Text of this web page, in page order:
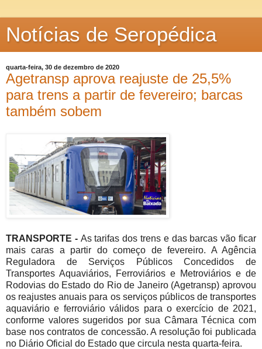
Notícias de Seropédica
quarta-feira, 30 de dezembro de 2020
Agetransp aprova reajuste de 25,5%
para trens a partir de fevereiro; barcas
também sobem
TRANSPORTE - As tarifas dos trens e das barcas vão ficar
mais caras a partir do começo de fevereiro. A Agência
Reguladora de Serviços Públicos Concedidos de
Transportes Aquaviários, Ferroviários e Metroviários e de
Rodovias do Estado do Rio de Janeiro (Agetransp) aprovou
os reajustes anuais para os serviços públicos de transportes
aquaviário e ferroviário válidos para o exercício de 2021,
conforme valores sugeridos por sua Câmara Técnica com
base nos contratos de concessão. A resolução foi publicada
no Diário Oficial do Estado que circula nesta quarta-feira.